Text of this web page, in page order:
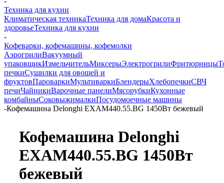
Техника для кухни
Климатическая техникаТехника для домаКрасота и
здоровьеТехника для кухни
-
Кофеварки, кофемашины, кофемолки
АэрогрилиВакуумный
упаковщикИзмельчительМиксерыЭлектрогрилиФритюрницы
печкиСушилки для овощей и
фруктовПароваркиМультиваркиБлендерыХлебопечкиСВЧ
печиЧайникиВарочные панелиМясорубкиКухонные
комбайныСоковыжималкиПосудомоечные машины
-Кофемашина Delonghi EXAM440.55.BG 1450Вт бежевый
Кофемашина Delonghi
EXAM440.55.BG 1450Вт
бежевый